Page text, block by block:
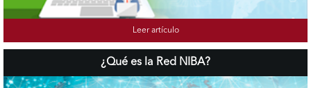
Leer artículo
¿Qué es la Red NIBA?